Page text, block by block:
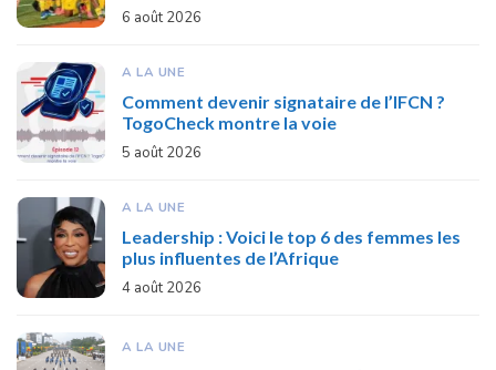
6 août 2026
A LA UNE
Comment devenir signataire de l’IFCN ?
TogoCheck montre la voie
5 août 2026
A LA UNE
Leadership : Voici le top 6 des femmes les
plus influentes de l’Afrique
4 août 2026
A LA UNE